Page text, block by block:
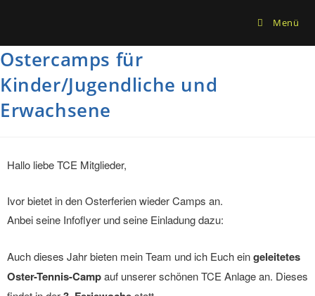
Menü
Ostercamps für
Kinder/Jugendliche und
Erwachsene
Hallo liebe TCE Mitglieder,
Ivor bietet in den Osterferien wieder Camps an.
Anbei seine Infoflyer und seine Einladung dazu:
Auch dieses Jahr bieten mein Team und ich Euch eingeleitetes
Oster-Tennis-Campauf unserer schönen TCE Anlage an. Dieses